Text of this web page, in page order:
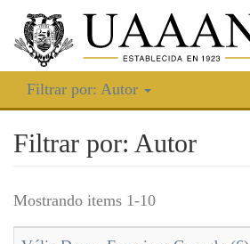
Filtrar por: Autor
Filtrar por: Autor
Mostrando items 1-10